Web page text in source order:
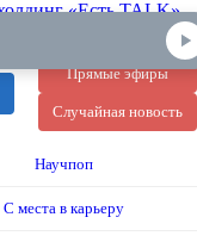
Прямые эфиры
Случайная новость
Научпоп
С места в карьеру